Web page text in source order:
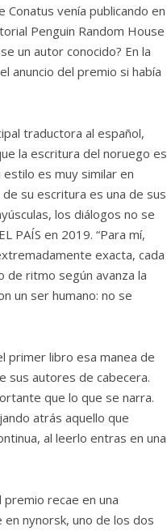
venía publicando en
Penguin Random House
un autor conocido? En la
anuncio del premio si había
traductora al español,
la escritura del noruego es
es muy similar en
su escritura es una de sus
los diálogos no se
PAÍS en 2019. “Para mí,
exacta, cada
de ritmo según avanza la
un ser humano: no se
primer libro esa manea de
sus autores de cabecera.
que lo que se narra.
atrás aquello que
al leerlo entras en una
premio recae en una
en nynorsk, uno de los dos